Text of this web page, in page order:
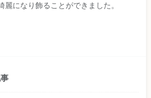
麗になり飾ることができました。